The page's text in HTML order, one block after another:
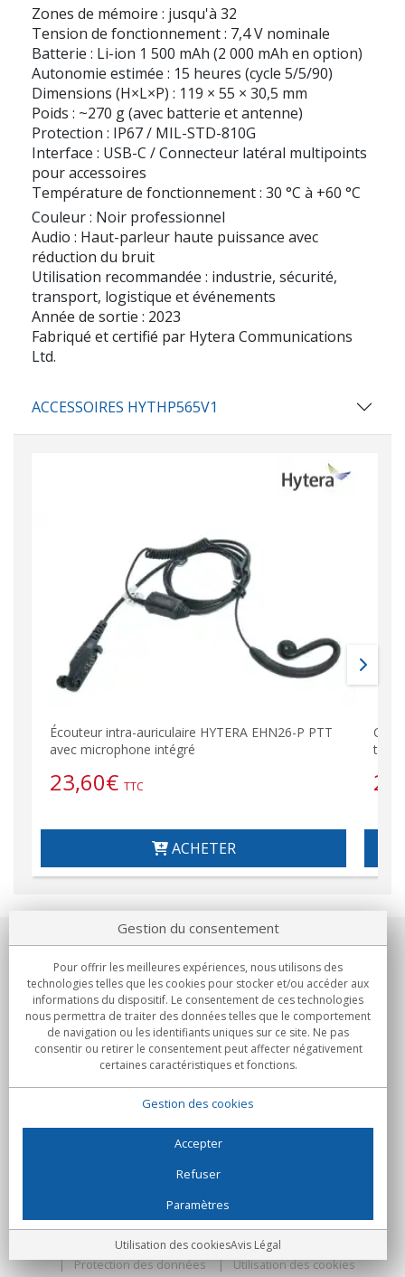
Zones de mémoire : jusqu'à 32
Tension de fonctionnement : 7,4 V nominale
Batterie : Li-ion 1 500 mAh (2 000 mAh en option)
Autonomie estimée : 15 heures (cycle 5/5/90)
Dimensions (H×L×P) : 119 × 55 × 30,5 mm
Poids : ~270 g (avec batterie et antenne)
Protection : IP67 / MIL-STD-810G
Interface : USB-C / Connecteur latéral multipoints
pour accessoires
Température de fonctionnement : 30 °C à +60 °C
Couleur : Noir professionnel
Audio : Haut-parleur haute puissance avec
réduction du bruit
Utilisation recommandée : industrie, sécurité,
transport, logistique et événements
Année de sortie : 2023
Fabriqué et certifié par Hytera Communications
Ltd.
ACCESSOIRES HYTHP565V1
Écouteur intra-auriculaire HYTERA EHN26-P PTT
avec microphone intégré
23,60€ TTC
ACHETER
Notre société
Engagements
Achats
C/Flassaders, 13, Nave 6, 08130 Santa Perpètua de Mogoda
(Barcelone) - Espagne
Folie Numérique - Tous droits réservés
Protection des données
Utilisation des cookies
Gestion du consentement
Pour offrir les meilleures expériences, nous utilisons des
technologies telles que les cookies pour stocker et/ou accéder aux
informations du dispositif. Le consentement de ces technologies
nous permettra de traiter des données telles que le comportement
de navigation ou les identifiants uniques sur ce site. Ne pas
consentir ou retirer le consentement peut affecter négativement
certaines caractéristiques et fonctions.
Gestion des cookies
Accepter
Refuser
Paramètres
Utilisation des cookiesAvis Légal